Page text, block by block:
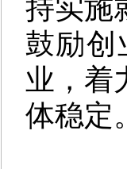
持实施
鼓励创
业，着
体稳定。